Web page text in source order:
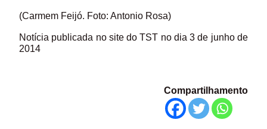
(Carmem Feijó. Foto: Antonio Rosa)
Notícia publicada no site do TST no dia 3 de junho de
2014
Compartilhamento